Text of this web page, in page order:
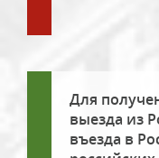
Для
выезда из
въезда в